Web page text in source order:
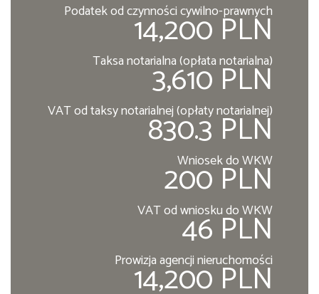
Podatek od czynności cywilno-prawnych
14,200 PLN
Taksa notarialna (opłata notarialna)
3,610 PLN
VAT od taksy notarialnej (opłaty notarialnej)
830.3 PLN
Wniosek do WKW
200 PLN
VAT od wniosku do WKW
46 PLN
Prowizja agencji nieruchomości
14,200 PLN